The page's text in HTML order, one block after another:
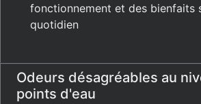
fonctionnement et des bienfaits
quotidien
Odeurs désagréables au
points d'eau